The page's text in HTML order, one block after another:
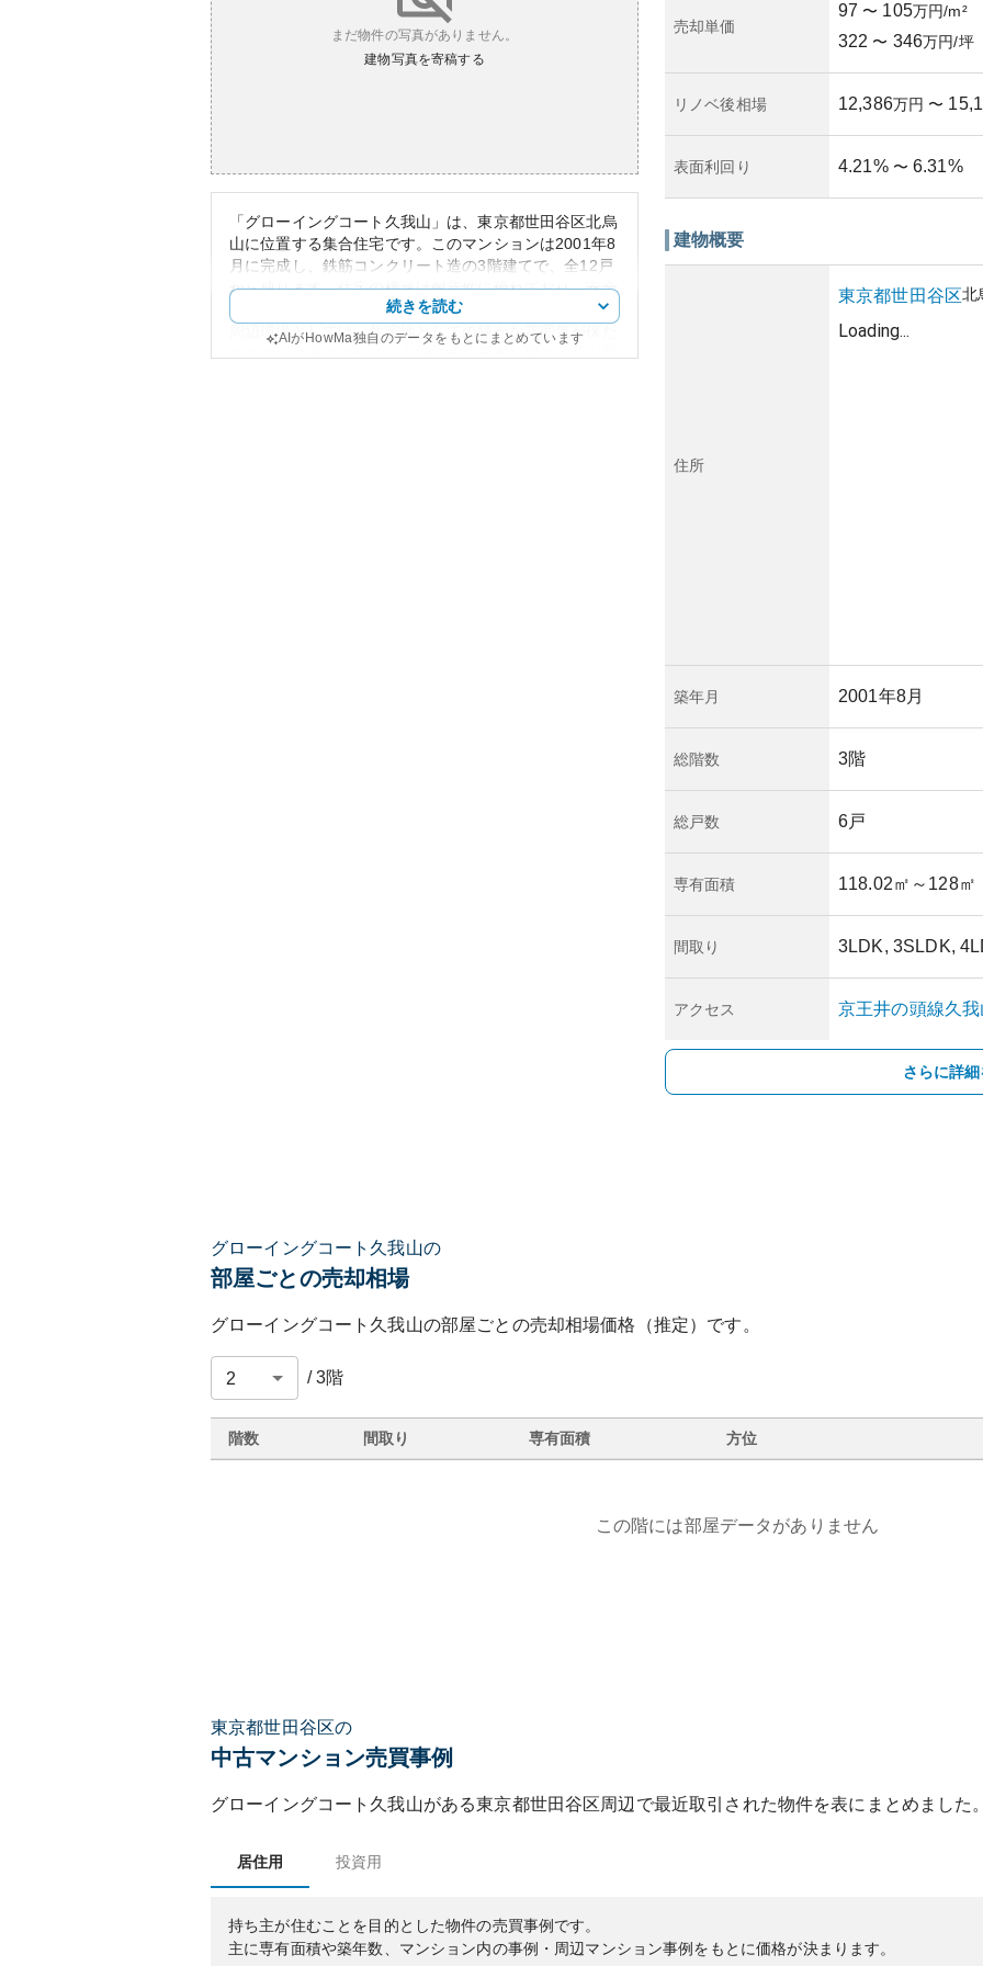
まだ物件の写真がありません。
建物写真を寄稿する
「グローイングコート久我山」は、東京都世田谷区北烏
山に位置する集合住宅です。このマンションは2001年8
月に完成し、鉄筋コンクリート造の3階建てで、全12戸
から成ります。住宅の構造は耐震性に優れており、安全
かつ長期にわたる利用に適しています。
周辺環境としては、住宅地としての静かな雰囲気が保た
続きを読む
AIがHowMa独自のデータをもとにまとめています
売却単価
97 〜 105万円/m²
322 〜 346万円/坪
リノベ後相場 12,386万円 〜
表面利回り 4.21% 〜 6.31%
建物概要
住所
東京都世田谷区北
Loading...
築年月 2001年8月
総階数 3階
総戸数 6戸
専有面積 118.02㎡ ～128㎡
間取り 3LDK, 3SLDK,
アクセス 京王井の頭線久
さらに詳
グローイングコート久我山の
部屋ごとの売却相場
グローイングコート久我山の部屋ごとの売却相場価格（推定）です。
/3階
階数 間取り 専有面積 方位
この階には部屋データがありません
東京都世田谷区の
中古マンション売買事例
グローイングコート久我山がある東京都世田谷区周辺で最近取引された物件を表にまとめました
居住用 投資用
持ち主が住むことを目的とした物件の売買事例です。
主に専有面積や築年数、マンション内の事例・周辺マンション事例をもとに価格が決まります。